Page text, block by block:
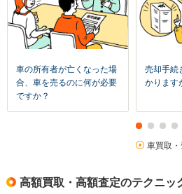
車の所有者が亡くなった場
合、車を売るのに何が必要
ですか？
売却手続
かります
車買取
高額買取・高額査定のテクニッ